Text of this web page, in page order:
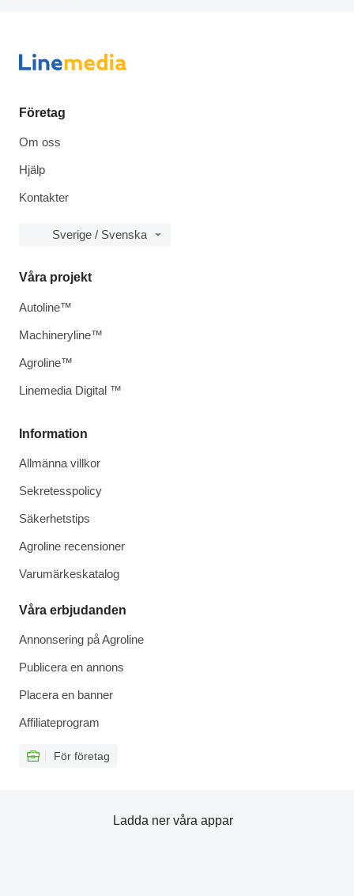
Företag
Om oss
Hjälp
Kontakter
Sverige / Svenska
Information
Allmänna villkor
Sekretesspolicy
Säkerhetstips
Agroline recensioner
Varumärkeskatalog
Våra erbjudanden
Annonsering på Agroline
Publicera en annons
Placera en banner
Affiliateprogram
För företag
Våra projekt
Autoline™
Machineryline™
Agroline™
Linemedia Digital ™
Ladda ner våra appar